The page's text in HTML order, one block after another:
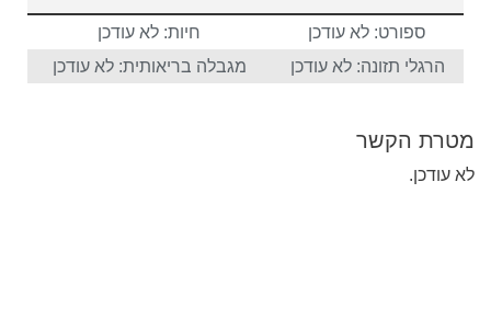
ספורט: לא עודכן
חיות: לא עודכן
הרגלי תזונה: לא עודכן
מגבלה בריאותית: לא עודכן
מטרת הקשר
לא עודכן.